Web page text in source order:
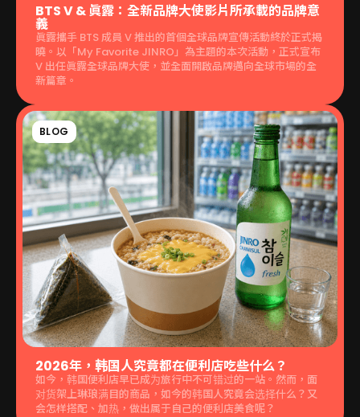
BTS V & 眞露：全新品牌大使影片所承載的品牌意
義
眞露攜手 BTS 成員 V 推出的首個全球品牌宣傳活動終於正式揭
曉。以「My Favorite JINRO」為主題的本次活動，正式宣布
V 出任眞露全球品牌大使，並全面開啟品牌邁向全球市場的全
新篇章。
BLOG
2026年，韩国人究竟都在便利店吃些什么？
如今，韩国便利店早已成为旅行中不可错过的一站。然而，面
对货架上琳琅满目的商品，如今的韩国人究竟会选择什么？又
会怎样搭配、加热，做出属于自己的便利店美食呢？